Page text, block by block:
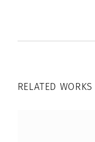
RELA T ED WO R KS